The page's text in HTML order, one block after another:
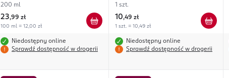
200 ml
23,99 zł
100 ml = 12,00 zł
Niedostępny online
Sprawdź dostępność w drogerii
1 szt.
10,49 zł
1 szt. = 10,49 zł
Niedostępny online
Sprawdź dostępność w drogerii